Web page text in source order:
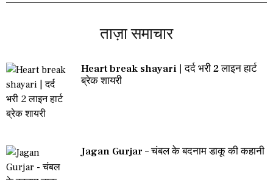
ताज़ा समाचार
Heart break shayari | दर्द भरी 2 लाइन हार्ट
ब्रेक शायरी
Jagan Gurjar – चंबल के बदनाम डाकू की कहानी